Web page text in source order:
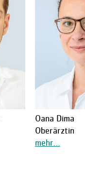
Oana Dima
Oberärztin